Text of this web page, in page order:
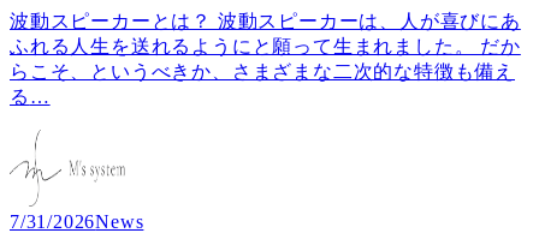
波動スピーカーとは？ 波動スピーカーは、人が喜びにあ
ふれる人生を送れるようにと願って生まれました。 だか
らこそ、というべきか、さまざまな二次的な特徴も備え
る …
7/31/2026News